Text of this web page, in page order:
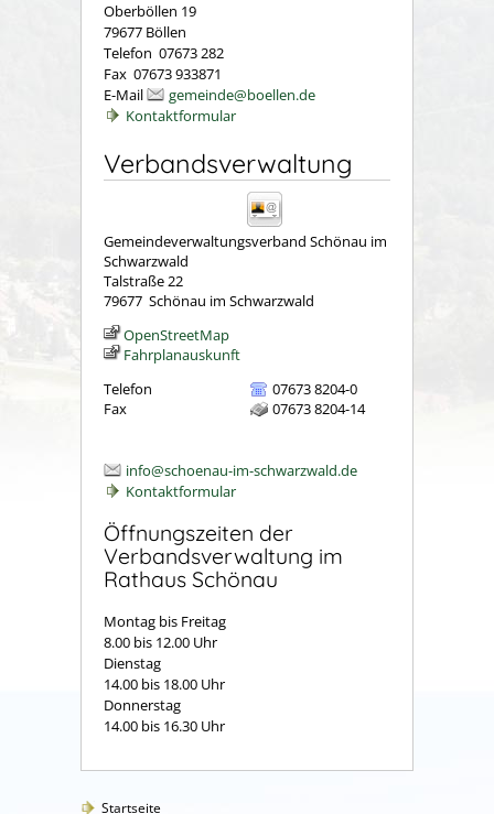
Oberböllen 19
79677 Böllen
Telefon 07673 282
Fax 07673 933871
E-Mail
gemeinde@boellen.de
Kontaktformular
Verbandsverwaltung
Gemeindeverwaltungsverband Schönau im
Schwarzwald
Talstraße 22
79677 Schönau im Schwarzwald
OpenStreetMap
Fahrplanauskunft
Telefon
07673 8204-0
Fax
07673 8204-14
info@schoenau-im-schwarzwald.de
Kontaktformular
Öffnungszeiten der
Verbandsverwaltung im
Rathaus Schönau
Montag bis Freitag
8.00 bis 12.00 Uhr
Dienstag
14.00 bis 18.00 Uhr
Donnerstag
14.00 bis 16.30 Uhr
Startseite